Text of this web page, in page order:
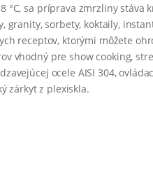
°C, sa príprava zmrzliny stáva
granity, sorbety, koktaily,
receptov, ktorými môžete
vhodný pre show cooking,
ocele AISI 304,
zárkyt z plexiskla.